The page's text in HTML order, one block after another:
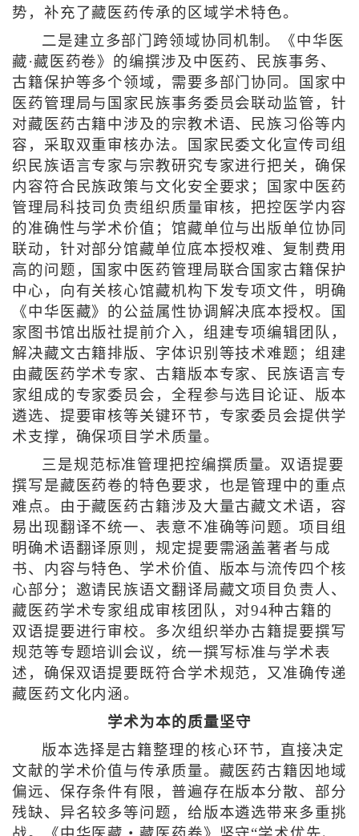
势，补充了藏医药传承的区域学术特色。
二是建立多部门跨领域协同机制。《中华医
藏·藏医药卷》的编撰涉及中医药、民族事务、
古籍保护等多个领域，需要多部门协同。国家中
医药管理局与国家民族事务委员会联动监管，针
对藏医药古籍中涉及的宗教术语、民族习俗等内
容，采取双重审核办法。国家民委文化宣传司组
织民族语言专家与宗教研究专家进行把关，确保
内容符合民族政策与文化安全要求；国家中医药
管理局科技司负责组织质量审核，把控医学内容
的准确性与学术价值；馆藏单位与出版单位协同
联动，针对部分馆藏单位底本授权难、复制费用
高的问题，国家中医药管理局联合国家古籍保护
中心，向有关核心馆藏机构下发专项文件，明确
《中华医藏》的公益属性协调解决底本授权。国
家图书馆出版社提前介入，组建专项编辑团队，
解决藏文古籍排版、字体识别等技术难题；组建
由藏医药学术专家、古籍版本专家、民族语言专
家组成的专家委员会，全程参与选目论证、版本
遴选、提要审核等关键环节，专家委员会提供学
术支撑，确保项目学术质量。
三是规范标准管理把控编撰质量。双语提要
撰写是藏医药卷的特色要求，也是管理中的重点
难点。由于藏医药古籍涉及大量古藏文术语，容
易出现翻译不统一、表意不准确等问题。项目组
明确术语翻译原则，规定提要需涵盖著者与成
书、内容与特色、学术价值、版本与流传四个核
心部分；邀请民族语文翻译局藏文项目负责人、
藏医药学术专家组成审核团队，对94种古籍的
双语提要进行审校。多次组织举办古籍提要撰写
规范等专题培训会议，统一撰写标准与学术表
述，确保双语提要既符合学术规范，又准确传递
藏医药文化内涵。
学术为本的质量坚守
版本选择是古籍整理的核心环节，直接决定
文献的学术价值与传承质量。藏医药古籍因地域
偏远、保存条件有限，普遍存在版本分散、部分
残缺、异名较多等问题，给版本遴选带来多重挑